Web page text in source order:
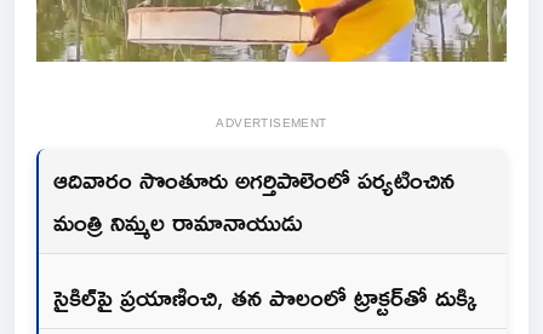
ADVERTISEMENT
ఆదివారం సొంతూరు అగర్తిపాలెంలో పర్యటించిన
మంత్రి నిమ్మల రామానాయుడు
సైకిల్‌పై ప్రయాణించి, తన పొలంలో ట్రాక్టర్‌తో దుక్కి